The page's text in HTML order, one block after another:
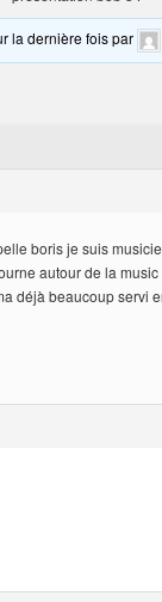
la dernière fois par
boris je suis
autour de la
déjà beaucoup servi